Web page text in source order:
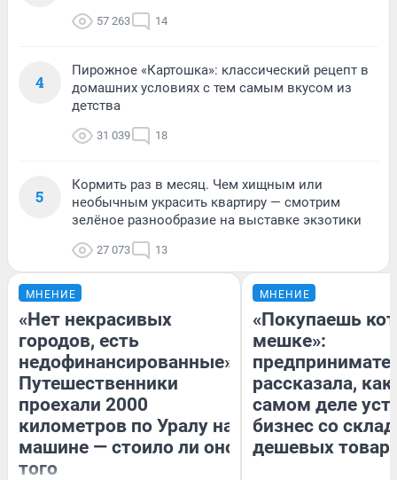
57 263 14
4
Пирожное «Картошка»: классический рецепт в
домашних условиях с тем самым вкусом из
детства
31 039 18
5
Кормить раз в месяц. Чем хищным или
необычным украсить квартиру — смотрим
зелёное разнообразие на выставке экзотики
27 073 13
МНЕНИЕ
«Нет некрасивых
городов, есть
недофинансированные».
Путешественники
проехали 2000
километров по Уралу на
машине — стоило ли оно
того
МНЕНИЕ
«Покупаешь
мешке»:
рассказала, как
самом деле
бизнес со
дешевых